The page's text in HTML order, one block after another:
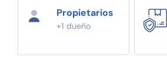
Propietarios
+1 dueño